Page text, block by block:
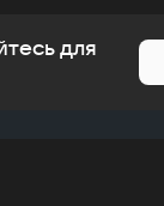
для